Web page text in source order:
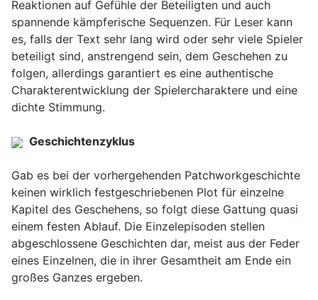
Reaktionen auf Gefühle der Beteiligten und auch
spannende kämpferische Sequenzen. Für Leser kann
es, falls der Text sehr lang wird oder sehr viele Spieler
beteiligt sind, anstrengend sein, dem Geschehen zu
folgen, allerdings garantiert es eine authentische
Charakterentwicklung der Spielercharaktere und eine
dichte Stimmung.
Geschichtenzyklus
Gab es bei der vorhergehenden Patchworkgeschichte
keinen wirklich festgeschriebenen Plot für einzelne
Kapitel des Geschehens, so folgt diese Gattung quasi
einem festen Ablauf. Die Einzelepisoden stellen
abgeschlossene Geschichten dar, meist aus der Feder
eines Einzelnen, die in ihrer Gesamtheit am Ende ein
großes Ganzes ergeben.